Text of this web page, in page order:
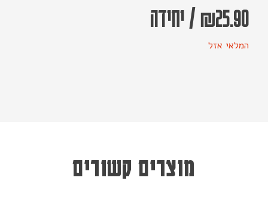
₪25.90
/יחידה
המלאי אזל
מוצרים קשורים